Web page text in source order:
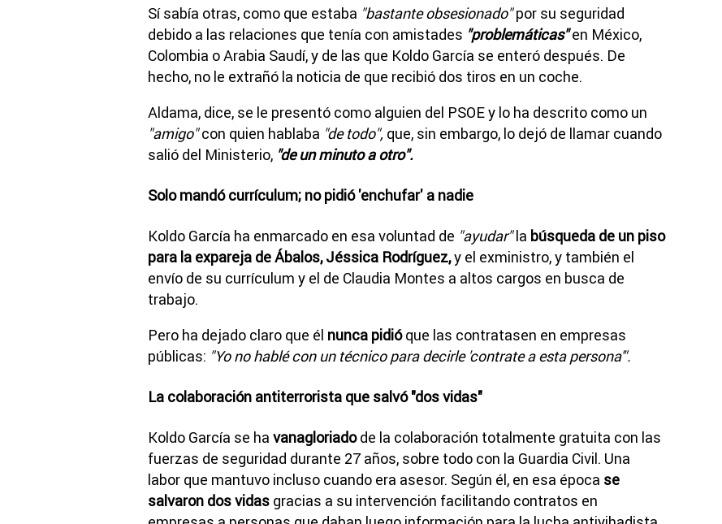
Sí sabía otras, como que estaba "bastante obsesionado"por su seguridad
debido a las relaciones que tenía con amistades "problemáticas" en México,
Colombia o Arabia Saudí, y de las que Koldo García se enteró después. De
hecho, no le extrañó la noticia de que recibió dos tiros en un coche.
Aldama, dice, se le presentó como alguien del PSOE y lo ha descrito como un
"amigo"con quien hablaba "de todo", que, sin embargo, lo dejó de llamar cuando
salió del Ministerio, "de un minuto a otro".
Solo mandó currículum; no pidió 'enchufar' a nadie
Koldo García ha enmarcado en esa voluntad de "ayudar"la búsqueda de un piso
para la expareja de Ábalos, Jéssica Rodríguez,y el exministro, y también el
envío de su currículum y el de Claudia Montes a altos cargos en busca de
trabajo.
Pero ha dejado claro que él nunca pidióque las contratasen en empresas
públicas: "Yo no hablé con un técnico para decirle 'contrate a esta persona'".
La colaboración antiterrorista que salvó "dos vidas"
Koldo García se ha vanagloriadode la colaboración totalmente gratuita con las
fuerzas de seguridad durante 27 años, sobre todo con la Guardia Civil. Una
labor que mantuvo incluso cuando era asesor. Según él, en esa época se
salvaron dos vidas gracias a su intervención facilitando contratos en